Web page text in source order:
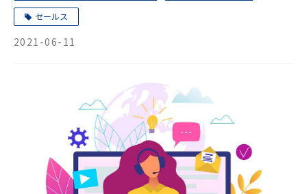
セールス
2021-06-11